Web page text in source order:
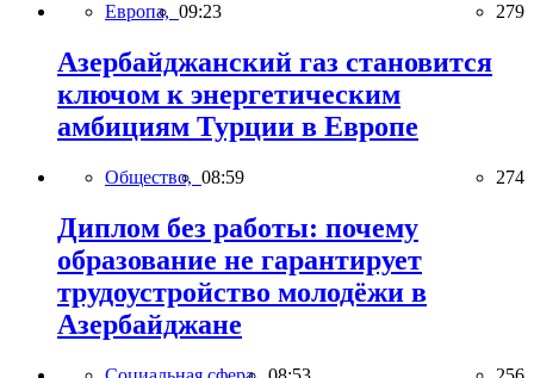
Европа, 09:23 279
Азербайджанский газ становится
ключом к энергетическим
амбициям Турции в Европе
Общество, 08:59 274
Диплом без работы: почему
образование не гарантирует
трудоустройство молодёжи в
Азербайджане